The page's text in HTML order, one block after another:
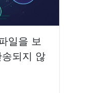
일을 보
되지 않